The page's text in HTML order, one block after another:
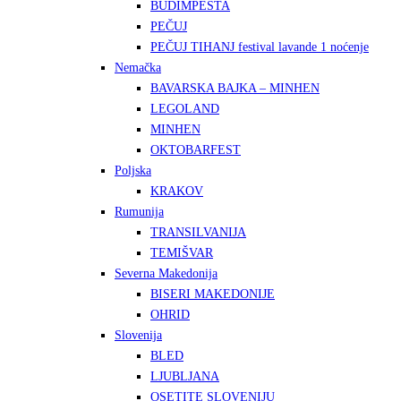
BUDIMPEŠTA
PEČUJ
PEČUJ TIHANJ festival lavande 1 noćenje
Nemačka
BAVARSKA BAJKA – MINHEN
LEGOLAND
MINHEN
OKTOBARFEST
Poljska
KRAKOV
Rumunija
TRANSILVANIJA
TEMIŠVAR
Severna Makedonija
BISERI MAKEDONIJE
OHRID
Slovenija
BLED
LJUBLJANA
OSETITE SLOVENIJU